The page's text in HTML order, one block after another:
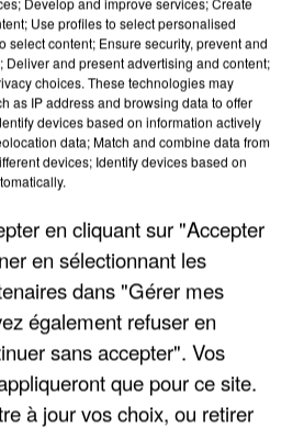
ENVOIE DES PHOTOS À SON
Use profiles to select personalised
select content; Ensure security, prevent and
Deliver and present advertising and content;
choices. These technologies may
as IP address and browsing data to offer
devices based on information actively
data; Match and combine data from
devices; Identify devices based on
en cliquant sur "Accepter
en sélectionnant les
dans "Gérer mes
également refuser en
sans accepter". Vos
que pour ce site.
à jour vos choix, ou retirer